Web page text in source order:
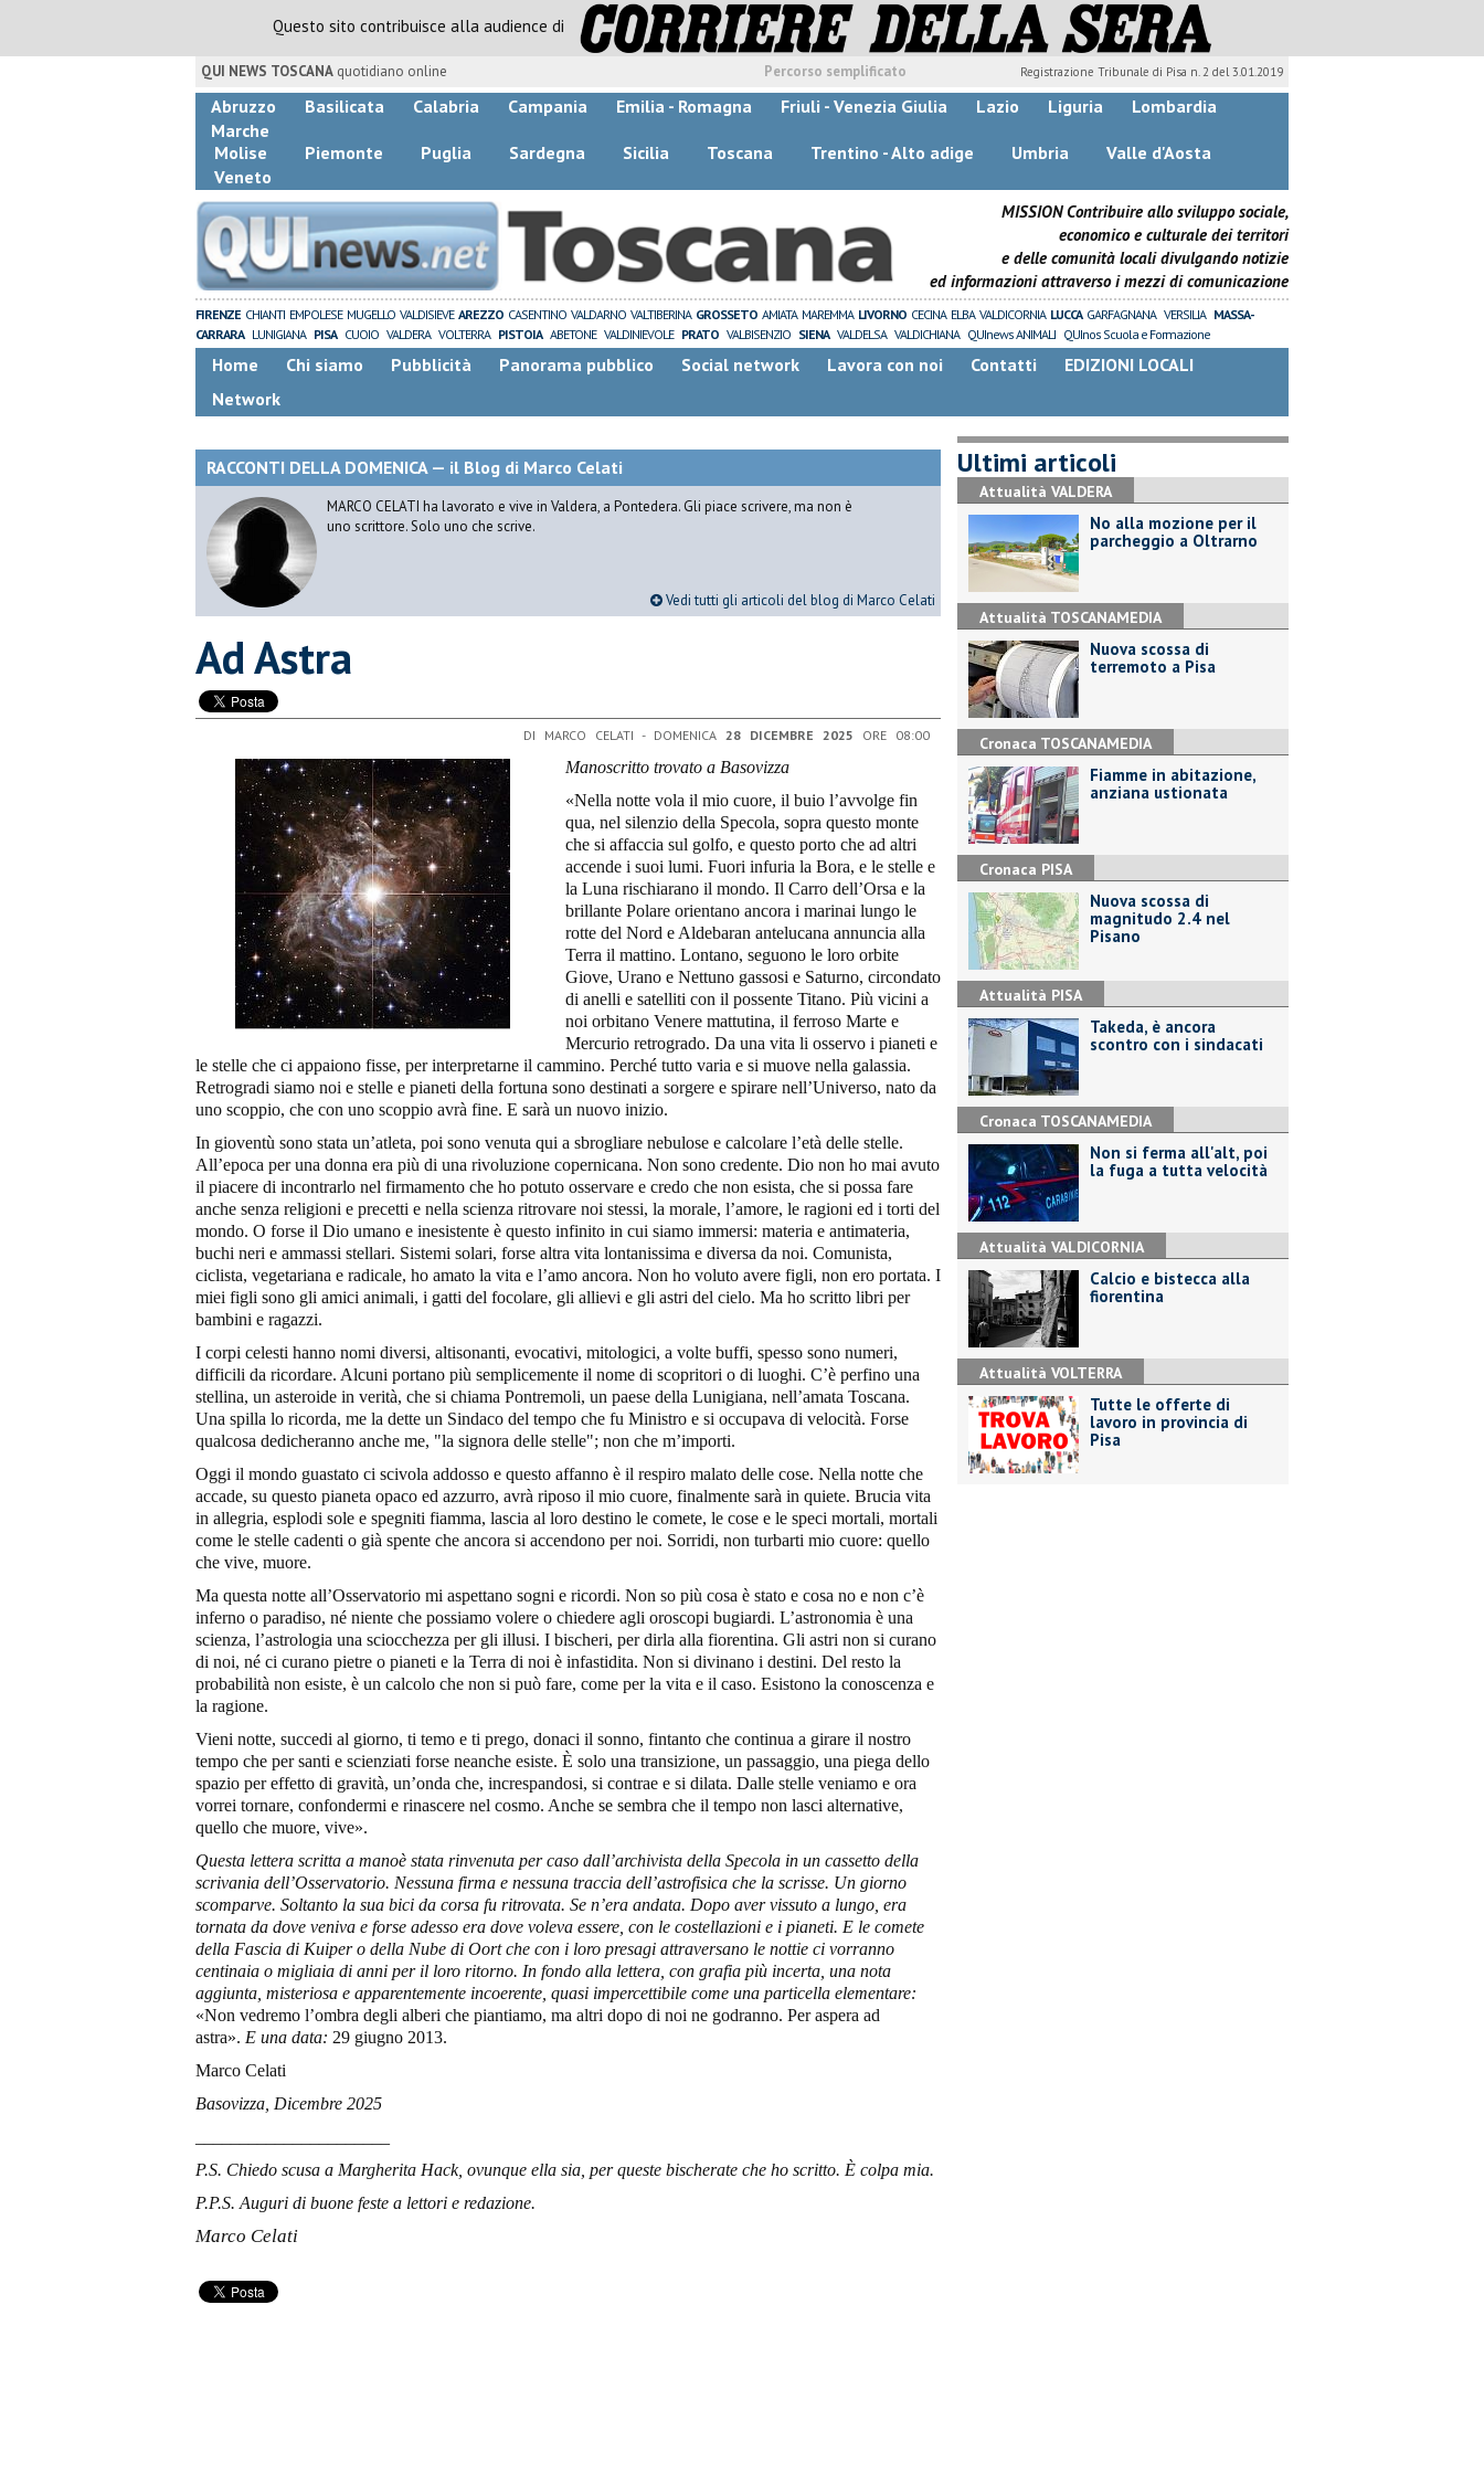
Questo sito contribuisce alla audience di
QUI NEWS TOSCANA quotidiano online Percorso semplificato Registrazione Tribunale di Pisa n. 2 del 3.01.2019
Abruzzo Basilicata Calabria Campania Emilia - Romagna Friuli - Venezia Giulia Lazio Liguria
Lombardia
Marche
Molise
Piemonte Puglia Sardegna Sicilia Toscana Trentino - Alto adige Umbria
Valle d'Aosta
Veneto
MISSION Contribuire allo sviluppo sociale,
economico e culturale dei territori
e delle comunità locali divulgando notizie
ed informazioni attraverso i mezzi di comunicazione
FIRENZE CHIANTI EMPOLESE MUGELLO VALDISIEVE AREZZO CASENTINO VALDARNO VALTIBERINA GROSSETO AMIATA MAREMMA LIVORNO CECINA ELBA VALDICORNIA LUCCA GARFAGNANA VERSILIA MASSA-
CARRARA LUNIGIANA PISA CUOIO VALDERA VOLTERRA PISTOIA ABETONE VALDINIEVOLE PRATO VALBISENZIO SIENA VALDELSA VALDICHIANA QUInews ANIMALI QUInos Scuola e Formazione
Home Chi siamo Pubblicità Panorama pubblico Social network Lavora con noi Contatti
EDIZIONI LOCALI
Network
RACCONTI DELLA DOMENICA — il Blog di Marco Celati
MARCO CELATI ha lavorato e vive in Valdera, a Pontedera. Gli piace scrivere, ma non è
uno scrittore. Solo uno che scrive.
Vedi tutti gli articoli del blog di Marco Celati
Ad Astra
DI MARCO CELATI - DOMENICA 28 DICEMBRE 2025 ORE 08:00
Manoscritto trovato a Basovizza
«Nella notte vola il mio cuore, il buio l’avvolge fin
qua, nel silenzio della Specola, sopra questo monte
che si affaccia sul golfo, e questo porto che ad altri
accende i suoi lumi. Fuori infuria la Bora, e le stelle e
la Luna rischiarano il mondo. Il Carro dell’Orsa e la
brillante Polare orientano ancora i marinai lungo le
rotte del Nord e Aldebaran antelucana annuncia alla
Terra il mattino. Lontano, seguono le loro orbite
Giove, Urano e Nettuno gassosi e Saturno, circondato
di anelli e satelliti con il possente Titano. Più vicini a
noi orbitano Venere mattutina, il ferroso Marte e
Mercurio retrogrado. Da una vita li osservo i pianeti e
le stelle che ci appaiono fisse, per interpretarne il cammino. Perché tutto varia e si muove nella galassia.
Retrogradi siamo noi e stelle e pianeti della fortuna sono destinati a sorgere e spirare nell’Universo, nato da
uno scoppio, che con uno scoppio avrà fine. E sarà un nuovo inizio.
In gioventù sono stata un’atleta, poi sono venuta qui a sbrogliare nebulose e calcolare l’età delle stelle.
All’epoca per una donna era più di una rivoluzione copernicana. Non sono credente. Dio non ho mai avuto
il piacere di incontrarlo nel firmamento che ho potuto osservare e credo che non esista, che si possa fare
anche senza religioni e precetti e nella scienza ritrovare noi stessi, la morale, l’amore, le ragioni ed i torti del
mondo. O forse il Dio umano e inesistente è questo infinito in cui siamo immersi: materia e antimateria,
buchi neri e ammassi stellari. Sistemi solari, forse altra vita lontanissima e diversa da noi. Comunista,
ciclista, vegetariana e radicale, ho amato la vita e l’amo ancora. Non ho voluto avere figli, non ero portata. I
miei figli sono gli amici animali, i gatti del focolare, gli allievi e gli astri del cielo. Ma ho scritto libri per
bambini e ragazzi.
I corpi celesti hanno nomi diversi, altisonanti, evocativi, mitologici, a volte buffi, spesso sono numeri,
difficili da ricordare. Alcuni portano più semplicemente il nome di scopritori o di luoghi. C’è perfino una
stellina, un asteroide in verità, che si chiama Pontremoli, un paese della Lunigiana, nell’amata Toscana.
Una spilla lo ricorda, me la dette un Sindaco del tempo che fu Ministro e si occupava di velocità. Forse
qualcosa dedicheranno anche me, "la signora delle stelle"; non che m’importi.
Oggi il mondo guastato ci scivola addosso e questo affanno è il respiro malato delle cose. Nella notte che
accade, su questo pianeta opaco ed azzurro, avrà riposo il mio cuore, finalmente sarà in quiete. Brucia vita
in allegria, esplodi sole e spegniti fiamma, lascia al loro destino le comete, le cose e le speci mortali, mortali
come le stelle cadenti o già spente che ancora si accendono per noi. Sorridi, non turbarti mio cuore: quello
che vive, muore.
Ma questa notte all’Osservatorio mi aspettano sogni e ricordi. Non so più cosa è stato e cosa no e non c’è
inferno o paradiso, né niente che possiamo volere o chiedere agli oroscopi bugiardi. L’astronomia è una
scienza, l’astrologia una sciocchezza per gli illusi. I bischeri, per dirla alla fiorentina. Gli astri non si curano
di noi, né ci curano pietre o pianeti e la Terra di noi è infastidita. Non si divinano i destini. Del resto la
probabilità non esiste, è un calcolo che non si può fare, come per la vita e il caso. Esistono la conoscenza e
la ragione.
Vieni notte, succedi al giorno, ti temo e ti prego, donaci il sonno, fintanto che continua a girare il nostro
tempo che per santi e scienziati forse neanche esiste. È solo una transizione, un passaggio, una piega dello
spazio per effetto di gravità, un’onda che, increspandosi, si contrae e si dilata. Dalle stelle veniamo e ora
vorrei tornare, confondermi e rinascere nel cosmo. Anche se sembra che il tempo non lasci alternative,
quello che muore, vive».
Questa lettera scritta a manoè stata rinvenuta per caso dall’archivista della Specola in un cassetto della
scrivania dell’Osservatorio. Nessuna firma e nessuna traccia dell’astrofisica che la scrisse. Un giorno
scomparve. Soltanto la sua bici da corsa fu ritrovata. Se n’era andata. Dopo aver vissuto a lungo, era
tornata da dove veniva e forse adesso era dove voleva essere, con le costellazioni e i pianeti. E le comete
della Fascia di Kuiper o della Nube di Oortche con i loro presagi attraversano le nottie ci vorranno
centinaia o migliaia di anni per il loro ritorno. In fondo alla lettera, con grafia più incerta, una nota
aggiunta, misteriosa e apparentemente incoerente, quasi impercettibile come una particella elementare:
«Non vedremo l’ombra degli alberi che piantiamo, ma altri dopo di noi ne godranno. Per aspera ad
astra». E una data: 29 giugno 2013.
Marco Celati
Basovizza, Dicembre 2025
P.S. Chiedo scusa a Margherita Hack, ovunque ella sia , per queste bischerate che ho scritto. È colpa mia.
P.P.S. Auguri di buone feste a lettori e redazione.
Marco Celati
Ultimi articoli
Attualità VALDERA
No alla mozione per il
parcheggio a Oltrarno
Attualità TOSCANAMEDIA
Nuova scossa di
terremoto a Pisa
Cronaca TOSCANAMEDIA
Fiamme in abitazione,
anziana ustionata
Cronaca PISA
Nuova scossa di
magnitudo 2.4 nel
Pisano
Attualità PISA
Takeda, è ancora
scontro con i sindacati
Cronaca TOSCANAMEDIA
Non si ferma all'alt, poi
la fuga a tutta velocità
Attualità VALDICORNIA
Calcio e bistecca alla
fiorentina
Attualità VOLTERRA
​Tutte le offerte di
lavoro in provincia di
Pisa